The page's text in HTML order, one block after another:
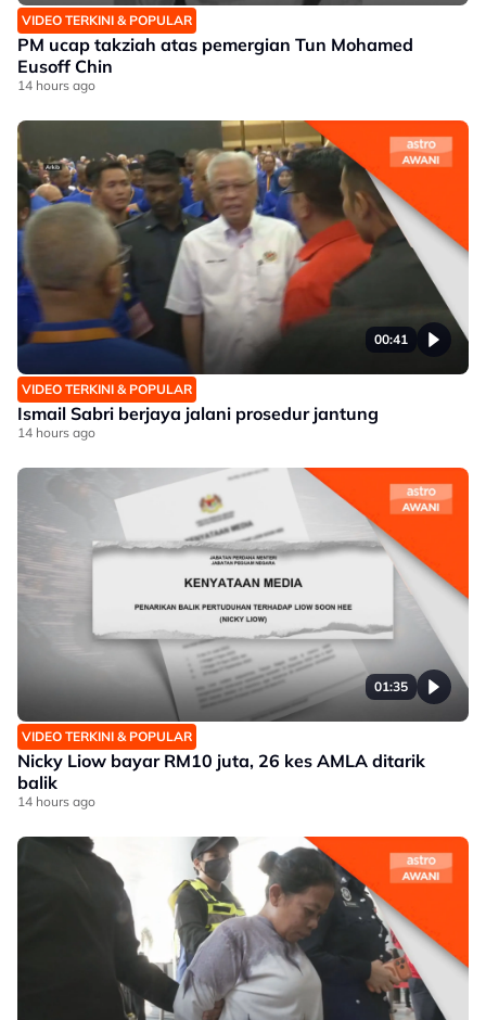
VIDEO TERKINI & POPULAR
PM ucap takziah atas pemergian Tun Mohamed
Eusoff Chin
14 hours ago
00:41
VIDEO TERKINI & POPULAR
Ismail Sabri berjaya jalani prosedur jantung
14 hours ago
01:35
VIDEO TERKINI & POPULAR
Nicky Liow bayar RM10 juta, 26 kes AMLA ditarik
balik
14 hours ago